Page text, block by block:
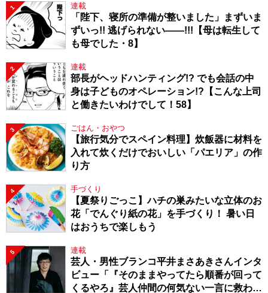
1 連載
「陛下、寝所の準備が整いました」まずいま
ずいっ!! 逃げられない――!!!【母は転生して
も母でした・8】
2 連載
部長がヘッドハンティング!? でも会話の中
身は子どものオペレーション!?【こんな上司
と働きたいわけでして！58】
3 ごはん・おやつ
【旅行気分でスペイン料理】炊飯器に材料を
入れて炊くだけでおいしい「パエリア」の作
り方
4 手づくり
【夏祭りごっこ】ハチの巣みたいな立体のお
花「でんぐり紙の花」を手づくり！ 暑い日
はおうちで楽しもう
5 連載
芸人・男性ブランコ平井まさあきさんインタ
ビュー「『そのままやってたら順番が回って
くるやろ』芸人仲間の何気ない一言に救われ